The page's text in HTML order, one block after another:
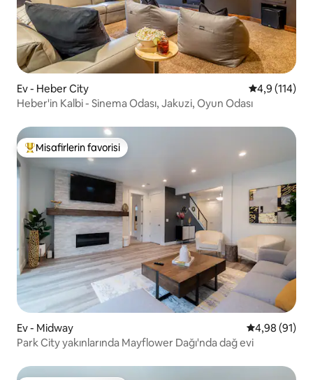
Ev - Heber City 5 üzerinden
4,9 (114)
Heber'in Kalbi - Sinema Odası, Jakuzi, Oyun Odası
Misafirlerin favorilerinden en beğenilenler arasında
Misafirlerin favorisi
Ev - Midway 5 üzerinden
4,98 (91)
Park City yakınlarında Mayflower Dağı'nda dağ evi